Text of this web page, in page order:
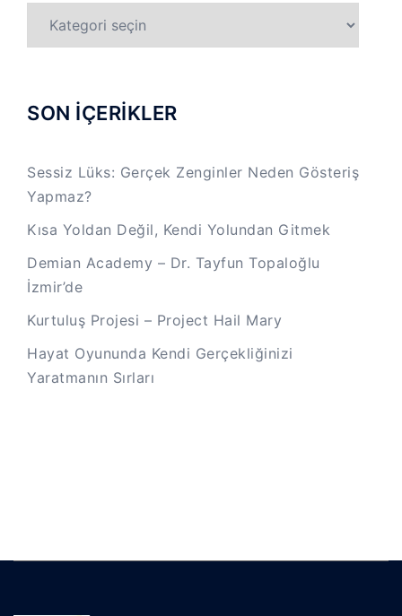
KATEGORİLER
SON İÇERİKLER
Sessiz Lüks: Gerçek Zenginler Neden Gösteriş
Yapmaz?
Kısa Yoldan Değil, Kendi Yolundan Gitmek
Demian Academy – Dr. Tayfun Topaloğlu
İzmir’de
Kurtuluş Projesi – Project Hail Mary
Hayat Oyununda Kendi Gerçekliğinizi
Yaratmanın Sırları